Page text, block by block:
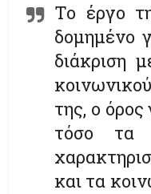
Το έργο
δομημένο
διάκριση
της, ο όρος
τόσο τα
και τα